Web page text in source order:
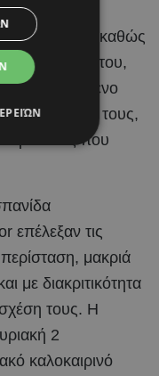
από τις πιο
Brahim Díaz, καθώς
αγαπημένη του,
το επόμενο
τις ζωές τους,
που
επέλεξαν τις
μακριά
με διακριτικότητα
σχέση τους. Η
2
καλοκαιρινό